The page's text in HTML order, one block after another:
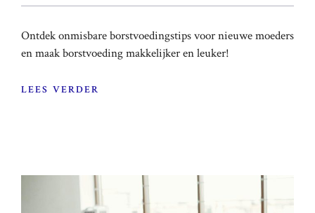
Ontdek onmisbare borstvoedingstips voor nieuwe moeders
en maak borstvoeding makkelijker en leuker!
LEES VERDER